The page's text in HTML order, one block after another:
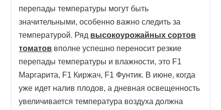
перепады температуры могут быть
значительными, особенно важно следить за
температурой. Ряд высокоурожайных сортов
томатов вполне успешно переносит резкие
перепады температуры и влажности, это F1
Маргарита, F1 Киржач, F1 Фунтик. В июне, когда
уже идет налив плодов, а дневная освещенность
увеличивается температура воздуха должна